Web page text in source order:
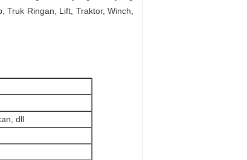
Ringan, Lift, Traktor, Winch,
dll